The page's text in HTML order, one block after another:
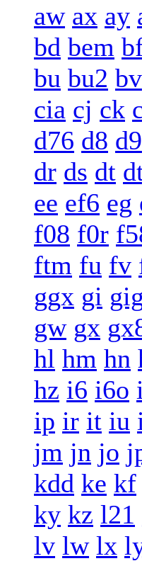
aw ax ay
bd bem
bu bu2 bv
cia cj ck
d76 d8 d9
dr ds dt
ee ef6 eg
f08 f0r
ftm fu fv
ggx gi
gw gx
hl hm hn
hz i6 i6o
ip ir it iu
jm jn jo
kdd ke kf
ky kz l21
lv lw lx